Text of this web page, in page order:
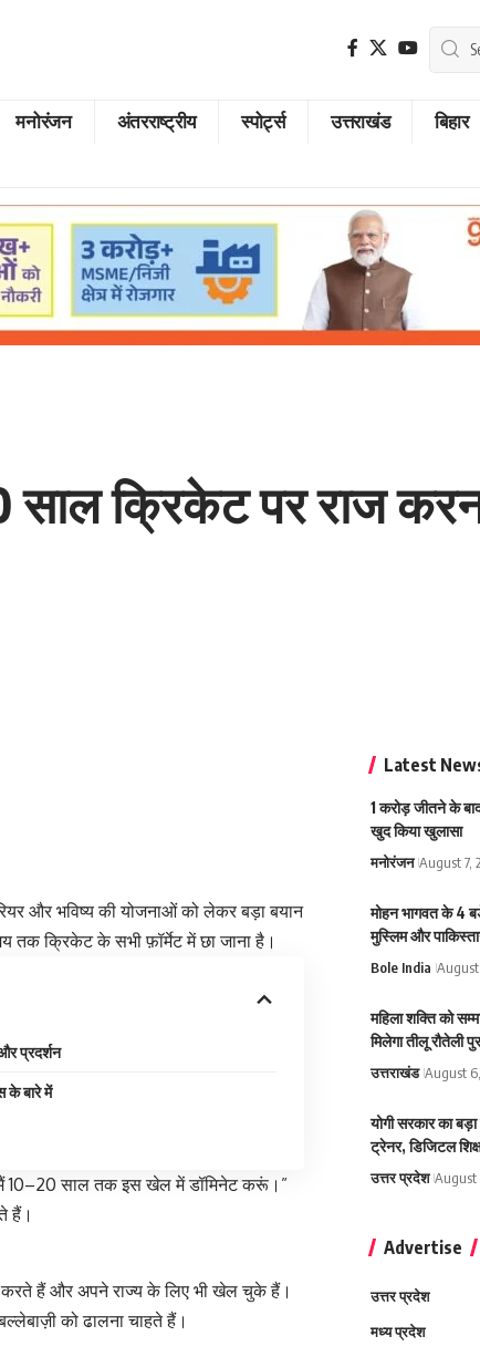
मनोरंजन अंतरराष्ट्रीय स्पोर्ट्स उत्तराखंड बिहार
साल क्रिकेट पर राज
और भविष्य की योजनाओं को लेकर बड़ा बयान
तक क्रिकेट के सभी फ़ॉर्मेट में छा जाना है।
प्रदर्शन
के बारे में
मैं 10–20 साल तक इस खेल में डॉमिनेट करूं।”
हैं।
करते हैं और अपने राज्य के लिए भी खेल चुके हैं।
को ढालना चाहते हैं।
Latest
1 करोड़ जीतने के
खुद किया खुलासा
मनोरंजन August 7,
मोहन भागवत के 4
मुस्लिम और
Bole India August
महिला शक्ति को
मिलेगा तीलू रौतेली
उत्तराखंड August
योगी सरकार का
ट्रेनर, डिजिटल
उत्तर प्रदेश August
Advertise
उत्तर प्रदेश
मध्य प्रदेश